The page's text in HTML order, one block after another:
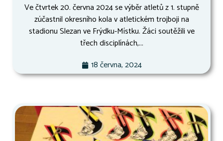
Ve čtvrtek 20. června 2024 se výběr atletů z 1. stupně
zúčastnil okresního kola v atletickém trojboji na
stadionu Slezan ve Frýdku-Místku. Žáci soutěžili ve
třech disciplínách,...
18 června, 2024